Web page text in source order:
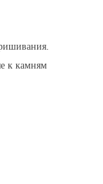
к камням